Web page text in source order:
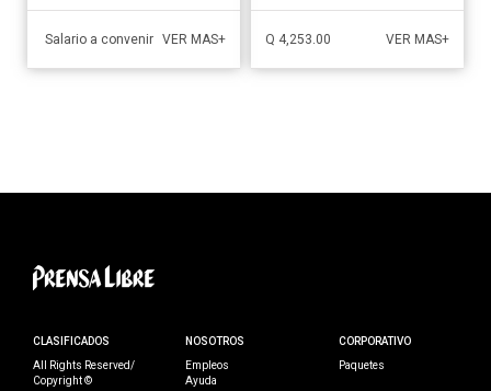
Salario a convenir VER MAS+ Q 4,253.00 VER MAS+
CLASIFICADOS
All Rights Reserved/
Copyright ©
NOSOTROS
Empleos
Ayuda
CORPORATIVO
Paquetes